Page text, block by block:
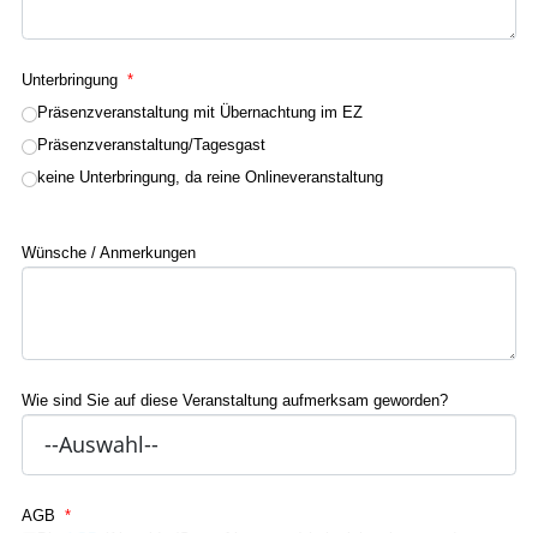
Unterbringung *
Präsenzveranstaltung mit Übernachtung im EZ
Präsenzveranstaltung/Tagesgast
keine Unterbringung, da reine Onlineveranstaltung
Wünsche / Anmerkungen
Wie sind Sie auf diese Veranstaltung aufmerksam geworden?
AGB *